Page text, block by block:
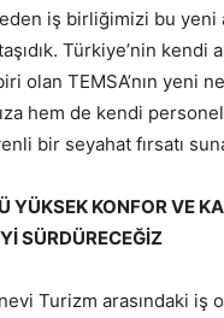
iş birliğimizi bu yeni
Türkiye’nin kendi
olan TEMSA’nın yeni
hem de kendi
bir seyahat fırsatı
YÜKSEK KONFOR VE
SÜRDÜRECEĞİZ
Turizm arasındaki iş